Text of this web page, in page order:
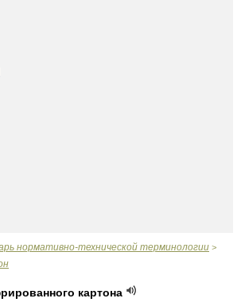
нормативно-технической терминологии >
картона